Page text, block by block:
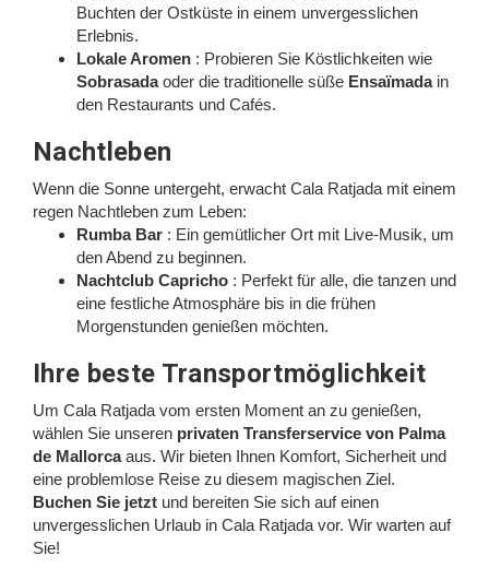
Buchten der Ostküste in einem unvergesslichen
Erlebnis.
Lokale Aromen : Probieren Sie Köstlichkeiten wie
Sobrasadaoder die traditionelle süße Ensaïmadain
den Restaurants und Cafés.
Nachtleben
Wenn die Sonne untergeht, erwacht Cala Ratjada mit einem
regen Nachtleben zum Leben:
Rumba Bar : Ein gemütlicher Ort mit Live-Musik, um
den Abend zu beginnen.
Nachtclub Capricho : Perfekt für alle, die tanzen und
eine festliche Atmosphäre bis in die frühen
Morgenstunden genießen möchten.
Ihre beste Transportmöglichkeit
Um Cala Ratjada vom ersten Moment an zu genießen,
wählen Sie unseren privaten Transferservice von Palma
de Mallorcaaus. Wir bieten Ihnen Komfort, Sicherheit und
eine problemlose Reise zu diesem magischen Ziel.
Buchen Sie jetzt und bereiten Sie sich auf einen
unvergesslichen Urlaub in Cala Ratjada vor. Wir warten auf
Sie!